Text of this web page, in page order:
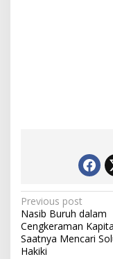
P
o
s
Previous post
Nasib Buruh dalam
Cengkeraman
Saatnya Mencari
Hakiki